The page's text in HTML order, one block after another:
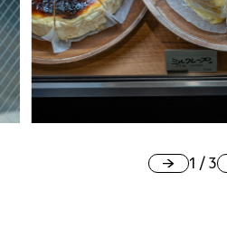
い内容など何でも話そう。
1 / 3